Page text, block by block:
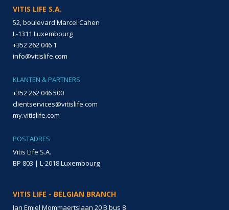
VITIS LIFE S.A.
52, boulevard Marcel Cahen
L-1311 Luxembourg
+352 262 046 1
info@vitislife.com
KLANTEN & PARTNERS
+352 262 046 500
clientservices@vitislife.com
my.vitislife.com
POSTADRES
Vitis Life S.A.
BP 803 | L-2018 Luxembourg
VITIS LIFE - BELGIAN BRANCH
Jan Emiel Mommaertslaan 20 B bus 8